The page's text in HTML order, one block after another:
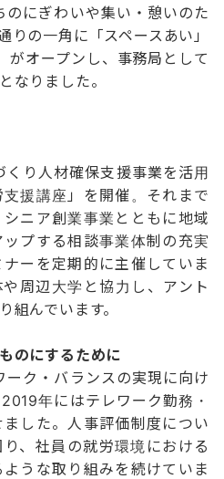
にぎわいや集い・憩いのた
りの一角に「スペースあい」
がオープンし、事務局として
なりました。
り人材確保支援事業を活用
援講座」を開催。それまで
ニア創業事業とともに地域
プする相談事業体制の充実
ーを定期的に主催していま
周辺大学と協力し、アント
組んでいます。
のにするために
ク・バランスの実現に向け
年にはテレワーク勤務・
した。人事評価制度につい
、社員の就労環境における
うな取り組みを続けていま